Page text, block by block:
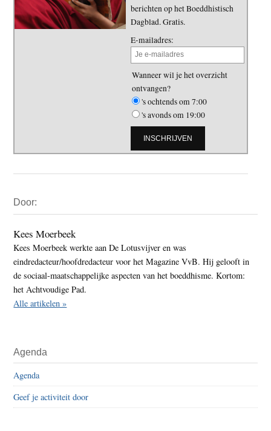
berichten op het Boeddhistisch
Dagblad. Gratis.
E-mailadres:
Wanneer wil je het overzicht
ontvangen?
's ochtends om 7:00
's avonds om 19:00
Sidebar
Door:
Kees Moerbeek
Kees Moerbeek werkte aan De Lotusvijver en was
eindredacteur/hoofdredacteur voor het Magazine VvB. Hij gelooft in
de sociaal-maatschappelijke aspecten van het boeddhisme. Kortom:
het Achtvoudige Pad.
Alle artikelen »
Agenda
Agenda
Geef je activiteit door